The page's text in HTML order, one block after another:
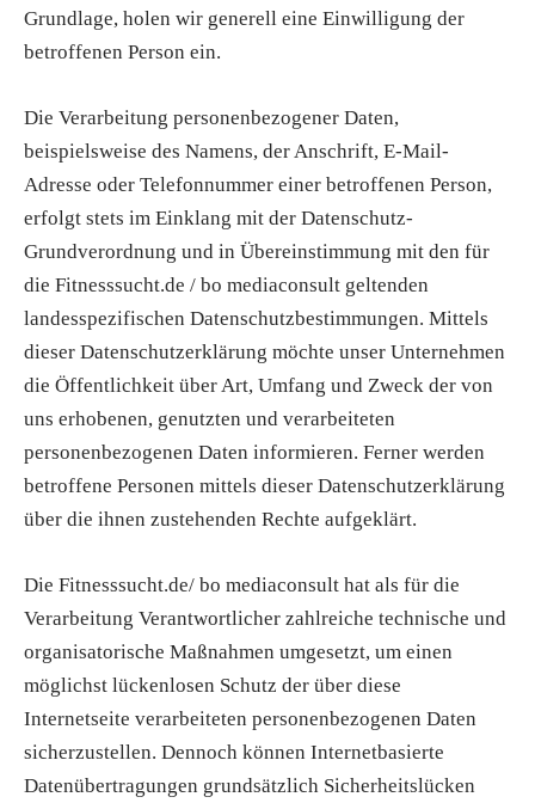
Grundlage, holen wir generell eine Einwilligung der
betroffenen Person ein.
Die Verarbeitung personenbezogener Daten,
beispielsweise des Namens, der Anschrift, E-Mail-
Adresse oder Telefonnummer einer betroffenen Person,
erfolgt stets im Einklang mit der Datenschutz-
Grundverordnung und in Übereinstimmung mit den für
die Fitnesssucht.de / bo mediaconsult geltenden
landesspezifischen Datenschutzbestimmungen. Mittels
dieser Datenschutzerklärung möchte unser Unternehmen
die Öffentlichkeit über Art, Umfang und Zweck der von
uns erhobenen, genutzten und verarbeiteten
personenbezogenen Daten informieren. Ferner werden
betroffene Personen mittels dieser Datenschutzerklärung
über die ihnen zustehenden Rechte aufgeklärt.
Die Fitnesssucht.de/ bo mediaconsult hat als für die
Verarbeitung Verantwortlicher zahlreiche technische und
organisatorische Maßnahmen umgesetzt, um einen
möglichst lückenlosen Schutz der über diese
Internetseite verarbeiteten personenbezogenen Daten
sicherzustellen. Dennoch können Internetbasierte
Datenübertragungen grundsätzlich Sicherheitslücken